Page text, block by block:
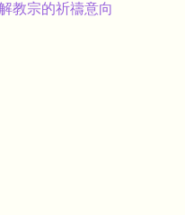
教宗的祈禱意向